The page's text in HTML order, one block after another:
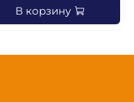
В корзину